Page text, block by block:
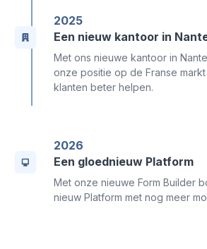
2025
Een nieuw kantoor in
Met ons nieuwe kantoor in
onze positie op de Franse
klanten beter helpen.
2026
Een gloednieuw Platform
Met onze nieuwe Form Builder
nieuw Platform met nog meer